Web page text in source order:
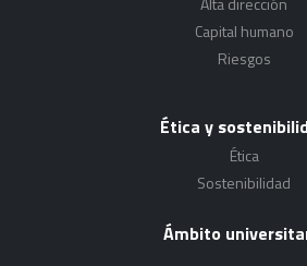
Capital humano
Riesgos
Ética y
Ética
Sostenibilidad
Ámbito